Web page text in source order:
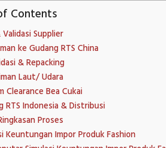
Contents
Supplier
ke Gudang RTS China
& Repacking
Laut/ Udara
Clearance Bea Cukai
RTS Indonesia & Distribusi
Proses
Keuntungan Impor Produk Fashion